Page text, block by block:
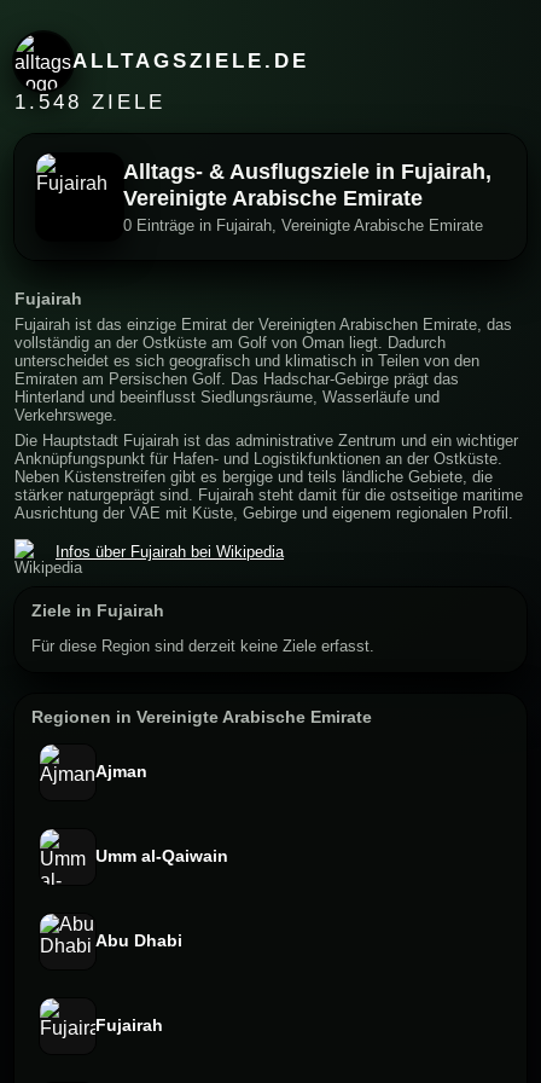
ALLTAGSZIELE.DE
1.548 ZIELE
Alltags- & Ausflugsziele in Fujairah,
Vereinigte Arabische Emirate
0 Einträge in Fujairah, Vereinigte Arabische Emirate
Fujairah
Fujairah ist das einzige Emirat der Vereinigten Arabischen Emirate, das
vollständig an der Ostküste am Golf von Oman liegt. Dadurch
unterscheidet es sich geografisch und klimatisch in Teilen von den
Emiraten am Persischen Golf. Das Hadschar-Gebirge prägt das
Hinterland und beeinflusst Siedlungsräume, Wasserläufe und
Verkehrswege.
Die Hauptstadt Fujairah ist das administrative Zentrum und ein wichtiger
Anknüpfungspunkt für Hafen- und Logistikfunktionen an der Ostküste.
Neben Küstenstreifen gibt es bergige und teils ländliche Gebiete, die
stärker naturgeprägt sind. Fujairah steht damit für die ostseitige maritime
Ausrichtung der VAE mit Küste, Gebirge und eigenem regionalen Profil.
Infos über Fujairah bei Wikipedia
Ziele in Fujairah
Für diese Region sind derzeit keine Ziele erfasst.
Regionen in Vereinigte Arabische Emirate
Ajman
Umm al-Qaiwain
Abu Dhabi
Fujairah